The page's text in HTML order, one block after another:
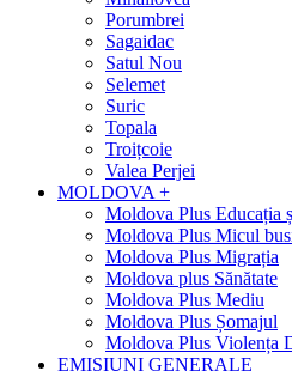
Porumbrei
Sagaidac
Satul Nou
Selemet
Suric
Topala
Troițcoie
Valea Perjei
MOLDOVA +
Moldova Plus Educația
Moldova Plus Micul
Moldova Plus Migrația
Moldova plus Sănătate
Moldova Plus Mediu
Moldova Plus Șomajul
Moldova Plus Violența
EMISIUNI GENERALE